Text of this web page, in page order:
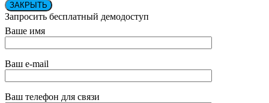
ЗАКРЫТЬ
Запросить бесплатный демодоступ
Ваше имя
Ваш e-mail
Ваш телефон для связи